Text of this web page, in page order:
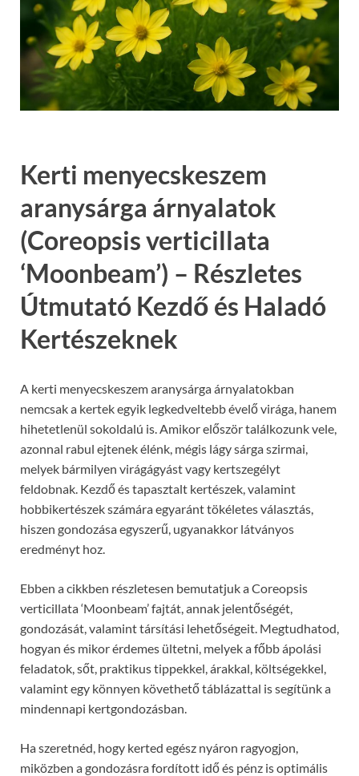
Kerti menyecskeszem
aranysárga árnyalatok
(Coreopsis verticillata
‘Moonbeam’) – Részletes
Útmutató Kezdő és Haladó
Kertészeknek
A kerti menyecskeszem aranysárga árnyalatokban
nemcsak a kertek egyik legkedveltebb évelő virága, hanem
hihetetlenül sokoldalú is. Amikor először találkozunk vele,
azonnal rabul ejtenek élénk, mégis lágy sárga szirmai,
melyek bármilyen virágágyást vagy kertszegélyt
feldobnak. Kezdő és tapasztalt kertészek, valamint
hobbikertészek számára egyaránt tökéletes választás,
hiszen gondozása egyszerű, ugyanakkor látványos
eredményt hoz.
Ebben a cikkben részletesen bemutatjuk a Coreopsis
verticillata ‘Moonbeam’ fajtát, annak jelentőségét,
gondozását, valamint társítási lehetőségeit. Megtudhatod,
hogyan és mikor érdemes ültetni, melyek a főbb ápolási
feladatok, sőt, praktikus tippekkel, árakkal, költségekkel,
valamint egy könnyen követhető táblázattal is segítünk a
mindennapi kertgondozásban.
Ha szeretnéd, hogy kerted egész nyáron ragyogjon,
miközben a gondozásra fordított idő és pénz is optimális